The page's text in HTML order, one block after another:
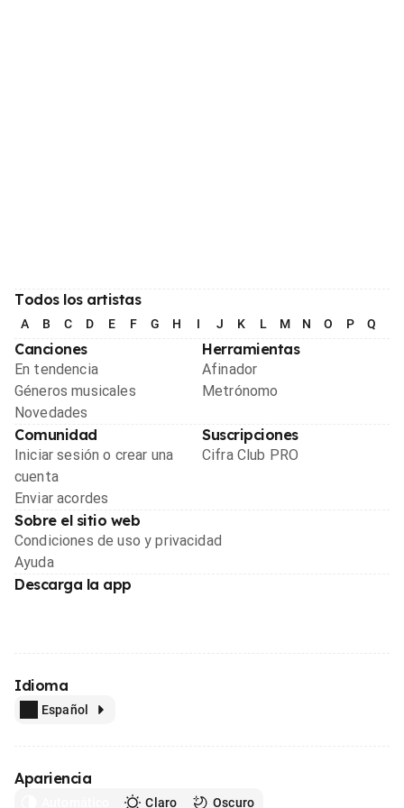
Todos los artistas
A B C D E F G H I J K L M N O P Q
Canciones
En tendencia
Géneros musicales
Novedades
Herramientas
Afinador
Metrónomo
Comunidad
Iniciar sesión o crear una
cuenta
Enviar acordes
Suscripciones
Cifra Club PRO
Sobre el sitio web
Condiciones de uso y privacidad
Ayuda
Descarga la app
Idioma
Español
Apariencia
Claro Oscuro